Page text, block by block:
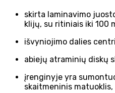
skirta laminavimo
klijų, su ritiniais iki 100
išvyniojimo dalies
abiejų atraminių diskų
įrenginyje yra
skaitmeninis